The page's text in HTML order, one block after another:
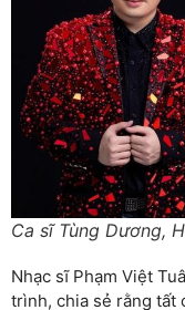
Ca sĩ Tùng Dương,
Nhạc sĩ Phạm Việt
trình, chia sẻ rằng tất